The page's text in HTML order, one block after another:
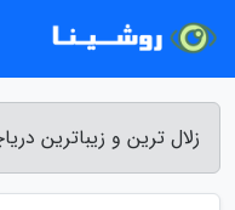
زلال ترین و زیباترین